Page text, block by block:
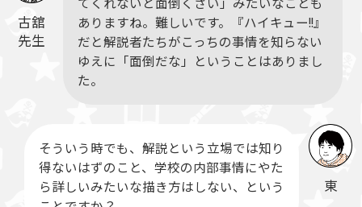
古舘
先生
ありますね。難しいです。『ハイキュー!!』
だと解説者たちがこっちの事情を知らない
ゆえに「面倒だな」ということはありまし
た。
東
そういう時でも、解説という立場では知り
得ないはずのこと、学校の内部事情にやた
ら詳しいみたいな描き方はしない、という